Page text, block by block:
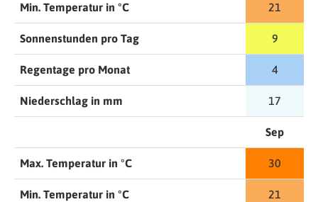
Min. Temperatur in °C 21
Sonnenstunden pro Tag 9
Regentage pro Monat 4
Niederschlag in mm 17
Sep
Max. Temperatur in °C 30
Min. Temperatur in °C 21